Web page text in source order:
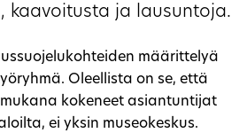
kaavoitusta ja lausuntoja.
määrittelyä
Oleellista on se, että
kokeneet asiantuntijat
ei yksin museokeskus.